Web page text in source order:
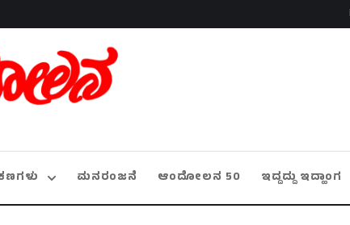
ಮನರಂಜನೆ ಆಂದೋಲನ 50 ಇದ್ದದ್ದು ಇದ್ಹಾಂಗ